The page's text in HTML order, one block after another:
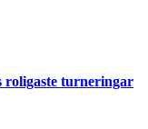
roligaste turneringar